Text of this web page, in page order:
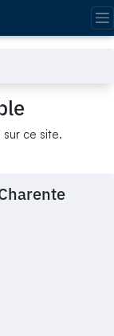
ce site.